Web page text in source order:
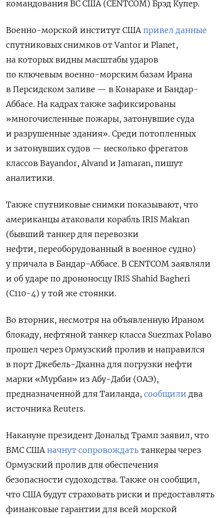
командования ВС США (CENTCOM) Брэд Купер.
Военно-морской институт США привел данные
спутниковых снимков от Vantor и Planet,
на которых видны масштабы ударов
по ключевым военно-морским базам Ирана
в Персидском заливе — в Конараке и Бандар-
Аббасе. На кадрах также зафиксированы
»многочисленные пожары, затонувшие суда
и разрушенные здания». Среди потопленных
и затонувших судов — несколько фрегатов
классов Bayandor, Alvand и Jamaran, пишут
аналитики.
Также спутниковые снимки показывают, что
американцы атаковали корабль IRIS Makran
(бывший танкер для перевозки
нефти, переоборудованный в военное судно)
у причала в Бандар-Аббасе. В CENTCOM заявляли
и об ударе по дрононосцу IRIS Shahid Bagheri
(C110-4) у той же стоянки.
Во вторник, несмотря на объявленную Ираном
блокаду, нефтяной танкер класса Suezmax Polаво
прошел через Ормузский пролив и направился
в порт Джебель-Дханна для погрузки нефти
марки «Мурбан» из Абу-Даби (ОАЭ),
предназначенной для Таиланда, сообщили два
источника Reuters.
Накануне президент Дональд Трамп заявил, что
ВМС США начнут сопровождать танкеры через
Ормузский пролив для обеспечения
безопасности судоходства. Также он сообщил,
что США будут страховать риски и предоставлять
финансовые гарантии для всей морской